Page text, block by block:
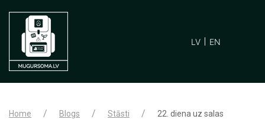
LV EN
Home Blogs Stāsti 22. diena uz salas